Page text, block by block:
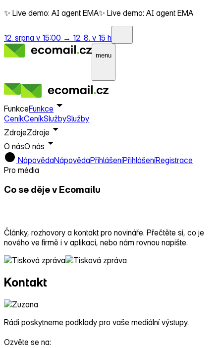
✨ Live demo: AI agent EMA✨ Live demo: AI agent EMA
12. srpna v 15:00 → 12. 8. v 15 h
menu
FunkceFunkce
CeníkCeníkSlužbySlužby
ZdrojeZdroje
O násO nás
NápovědaNápovědaPřihlášeníPřihlášeníRegistrace
Pro média
Co se děje v Ecomailu
Články, rozhovory a kontakt pro novináře. Přečtěte si, co je
nového ve firmě i v aplikaci, nebo nám rovnou napište.
Kontakt
Rádi poskytneme podklady pro vaše mediální výstupy.
Ozvěte se na: